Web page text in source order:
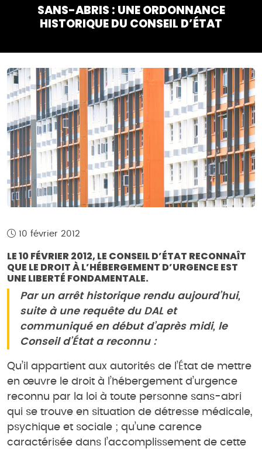
SANS-ABRIS : UNE ORDONNANCE
HISTORIQUE DU CONSEIL D’ÉTAT
10 février 2012
LE 10 FÉVRIER 2012, LE CONSEIL D’ÉTAT RECONNAÎT
QUE LE DROIT À L’HÉBERGEMENT D’URGENCE EST
UNE LIBERTÉ FONDAMENTALE.
Par un arrêt historique rendu aujourd’hui,
suite à une requête du DAL et
communiqué en début d’après midi, le
Conseil d’État a reconnu :
Qu’il appartient aux autorités de l’État de mettre
en œuvre le droit à l’hébergement d’urgence
reconnu par la loi à toute personne sans-abri
qui se trouve en situation de détresse médicale,
psychique et sociale ; qu’une carence
caractérisée dans l’accomplissement de cette